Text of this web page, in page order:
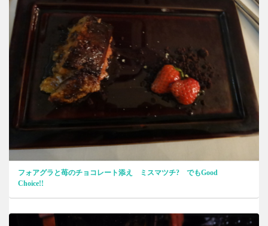
フォアグラと苺のチョコレート添え ミスマツチ? でもGood
Choice!!